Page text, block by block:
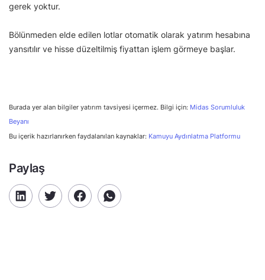
gerek yoktur.
Bölünmeden elde edilen lotlar otomatik olarak yatırım hesabına
yansıtılır ve hisse düzeltilmiş fiyattan işlem görmeye başlar.
Burada yer alan bilgiler yatırım tavsiyesi içermez. Bilgi için: Midas Sorumluluk
Beyanı
Bu içerik hazırlanırken faydalanılan kaynaklar: Kamuyu Aydınlatma Platformu
Paylaş